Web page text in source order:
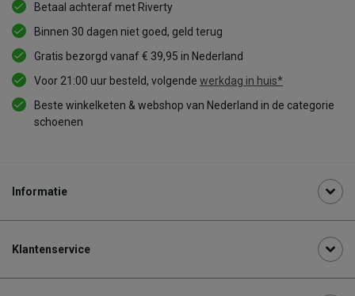
Betaal achteraf met Riverty
Binnen 30 dagen niet goed, geld terug
Gratis bezorgd vanaf € 39,95 in Nederland
Voor 21:00 uur besteld, volgende werkdag in huis*
Beste winkelketen & webshop van Nederland in de categorie
schoenen
Informatie
Klantenservice